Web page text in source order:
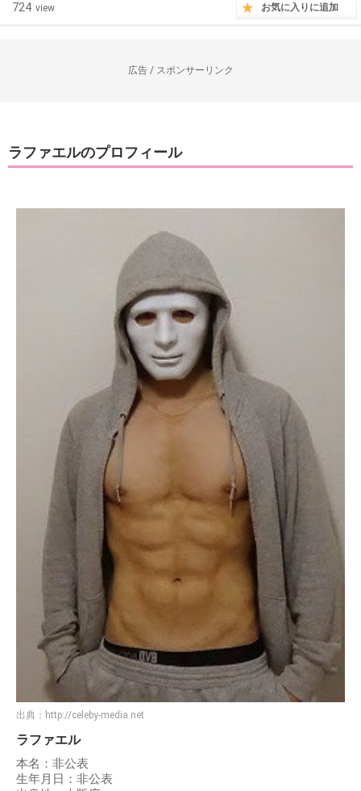
724 view お気に入りに追加
広告 / スポンサーリンク
ラファエルのプロフィール
出典： http://celeby-media.net
ラファエル
本名：非公表
生年月日：非公表